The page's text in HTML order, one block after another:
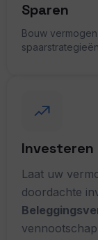
Sparen
Bouw
Investeren
Laat uw
doordachte